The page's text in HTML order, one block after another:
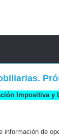
Impositiva y
información de